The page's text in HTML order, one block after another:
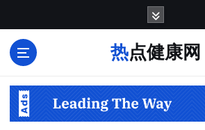
热点健康网